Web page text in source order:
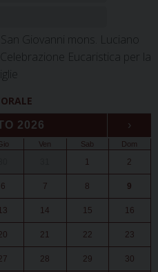
Giovanni mons. Luciano
Eucaristica per la
2026 ›
Ven Sab Dom
1 2
6 7 8 9
14 15 16
21 22 23
28 29 30